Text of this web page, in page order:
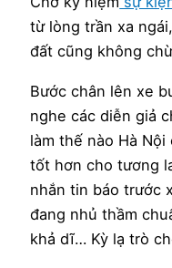
từ lòng trần xa
đất cũng không
Bước chân lên xe
nghe các diễn giả
làm thế nào Hà
tốt hơn cho tương
nhắn tin báo trước
đang nhủ thầm
khả dĩ… Kỳ lạ trò